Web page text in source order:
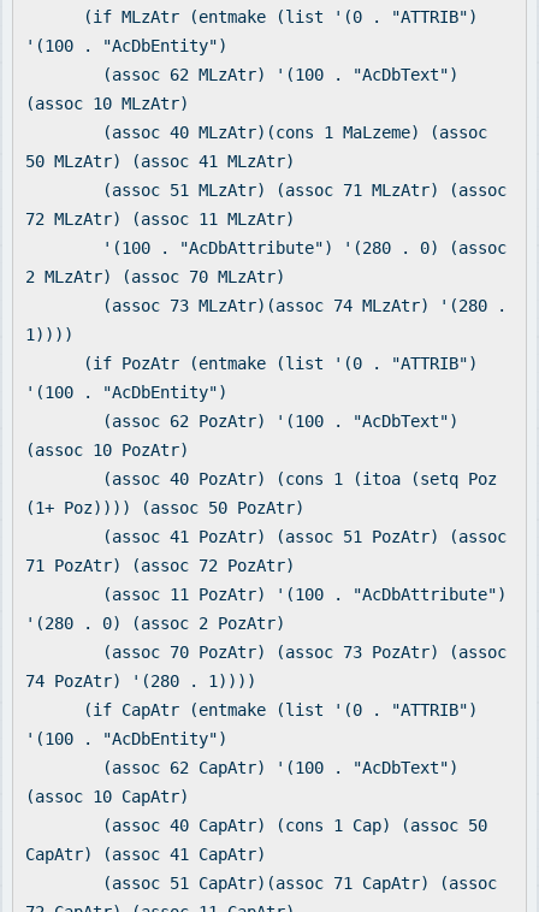
(if MLzAtr (entmake (list '(0 . "ATTRIB")
'(100 . "AcDbEntity")
(assoc 62 MLzAtr) '(100 . "AcDbText")
(assoc 10 MLzAtr)
(assoc 40 MLzAtr)(cons 1 MaLzeme) (assoc
50 MLzAtr) (assoc 41 MLzAtr)
(assoc 51 MLzAtr) (assoc 71 MLzAtr) (assoc
72 MLzAtr) (assoc 11 MLzAtr)
'(100 . "AcDbAttribute") '(280 . 0) (assoc
2 MLzAtr) (assoc 70 MLzAtr)
(assoc 73 MLzAtr)(assoc 74 MLzAtr) '(280 .
1))))
(if PozAtr (entmake (list '(0 . "ATTRIB")
'(100 . "AcDbEntity")
(assoc 62 PozAtr) '(100 . "AcDbText")
(assoc 10 PozAtr)
(assoc 40 PozAtr) (cons 1 (itoa (setq Poz
(1+ Poz)))) (assoc 50 PozAtr)
(assoc 41 PozAtr) (assoc 51 PozAtr) (assoc
71 PozAtr) (assoc 72 PozAtr)
(assoc 11 PozAtr) '(100 . "AcDbAttribute")
'(280 . 0) (assoc 2 PozAtr)
(assoc 70 PozAtr) (assoc 73 PozAtr) (assoc
74 PozAtr) '(280 . 1))))
(if CapAtr (entmake (list '(0 . "ATTRIB")
'(100 . "AcDbEntity")
(assoc 62 CapAtr) '(100 . "AcDbText")
(assoc 10 CapAtr)
(assoc 40 CapAtr) (cons 1 Cap) (assoc 50
CapAtr) (assoc 41 CapAtr)
(assoc 51 CapAtr)(assoc 71 CapAtr) (assoc